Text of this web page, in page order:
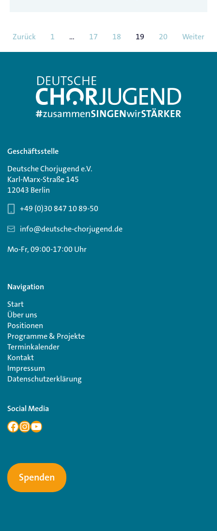
Zurück 1 … 17 18 19 20 Weiter
Geschäftsstelle
Deutsche Chorjugend e.V.
Karl-Marx-Straße 145
12043 Berlin
+49 (0)30 847 10 89-50
info@deutsche-chorjugend.de
Mo-Fr, 09:00-17:00 Uhr
Navigation
Start
Über uns
Positionen
Programme & Projekte
Terminkalender
Kontakt
Impressum
Datenschutzerklärung
Social Media
Spenden